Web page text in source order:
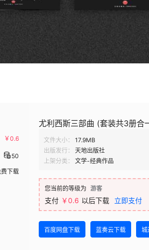
￥0.6
50
下载
尤利西斯三部曲 (套装共3册
文件大小： 17.9MB
出版发行：
天地出版社
上架分类：
文学-经典作品
您当前的等级为 游客
支付 ￥0.6 以后下载 立即支付
百度网盘下载 蓝奏云下载 城